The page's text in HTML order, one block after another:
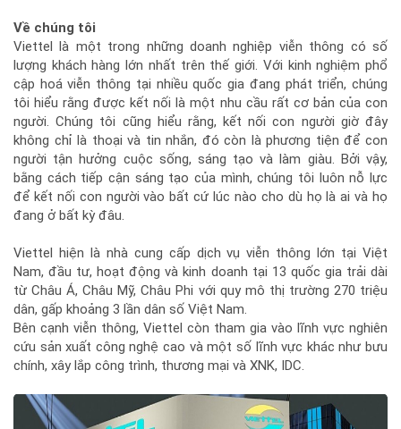
Về chúng tôi
Viettel là một trong những doanh nghiệp viễn thông có số
lượng khách hàng lớn nhất trên thế giới. Với kinh nghiệm phổ
cập hoá viễn thông tại nhiều quốc gia đang phát triển, chúng
tôi hiểu rằng được kết nối là một nhu cầu rất cơ bản của con
người. Chúng tôi cũng hiểu rằng, kết nối con người giờ đây
không chỉ là thoại và tin nhắn, đó còn là phương tiện để con
người tận hưởng cuộc sống, sáng tạo và làm giàu. Bởi vậy,
bằng cách tiếp cận sáng tạo của mình, chúng tôi luôn nỗ lực
để kết nối con người vào bất cứ lúc nào cho dù họ là ai và họ
đang ở bất kỳ đâu.
Viettel hiện là nhà cung cấp dịch vụ viễn thông lớn tại Việt
Nam, đầu tư, hoạt động và kinh doanh tại 13 quốc gia trải dài
từ Châu Á, Châu Mỹ, Châu Phi với quy mô thị trường 270 triệu
dân, gấp khoảng 3 lần dân số Việt Nam.
Bên cạnh viễn thông, Viettel còn tham gia vào lĩnh vực nghiên
cứu sản xuất công nghệ cao và một số lĩnh vực khác như bưu
chính, xây lắp công trình, thương mại và XNK, IDC.